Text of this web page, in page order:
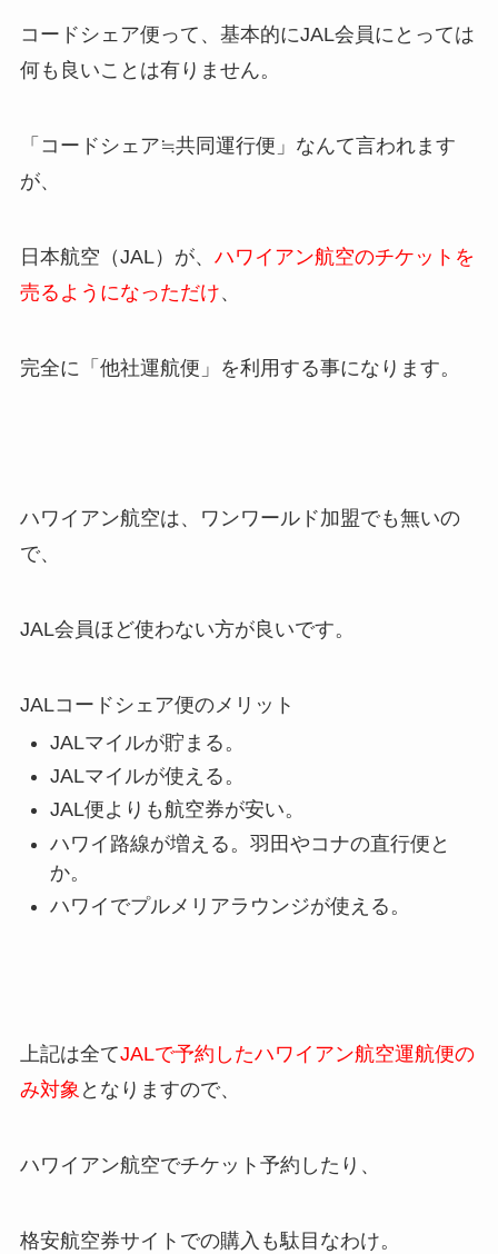
コードシェア便って、基本的にJAL会員にとっては
何も良いことは有りません。
「コードシェア≒共同運行便」なんて言われます
が、
日本航空（JAL）が、 ハワイアン航空のチケットを
売るようになっただけ、
完全に「他社運航便」を利用する事になります。
ハワイアン航空は、ワンワールド加盟でも無いの
で、
JAL会員ほど使わない方が良いです。
JALコードシェア便のメリット
JALマイルが貯まる。
JALマイルが使える。
JAL便よりも航空券が安い。
ハワイ路線が増える。羽田やコナの直行便と
か。
ハワイでプルメリアラウンジが使える。
上記は全てJALで予約したハワイアン航空運航便の
み対象 となりますので、
ハワイアン航空でチケット予約したり、
格安航空券サイトでの購入も駄目なわけ。